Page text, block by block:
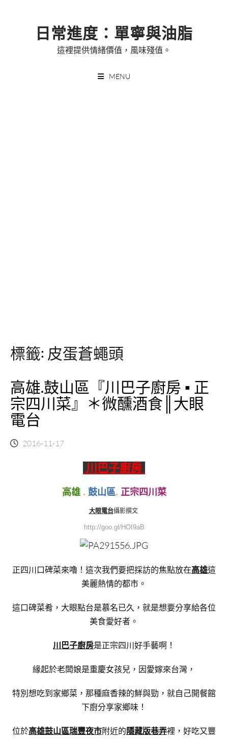
日常進度：單寧與油脂
這裡提供情緒價值，風味殘值。
MENU
標籤: 皮蛋蒼蠅頭
高雄.鼓山區『川巴子廚房 ▪ 正
宗四川菜』＊微醺酒食║大眼
電台
2016-11-17
川巴子廚房
高雄 . 鼓山區. 正宗四川菜
大眼電台攝影撰文
http://goo.gl/HOI9aB
正四川口碑菜來嚕！這次我們要把採訪的焦點放在高雄這
美麗熱情的都市。
這口碑菜肴，大眼點台是慕名已久，就是想要分享給各位
美食愛好者。
川巴子廚房是正宗四川好手藝啊！
緣起於老闆娘是重慶女孩兒，因愛嫁來台灣，
特別想吃到家鄉菜，那種麻香辣的鮮與勁，就自己開餐館
下廚分享家鄉味！
位於高雄鼓山區瑞豐夜市附近的隱藏版巷弄裡，好吃又豐